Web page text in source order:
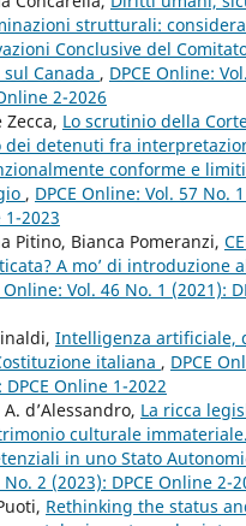
strutturali:
Conclusive del
Canada , DPCE Online:
2-2026
Zecca, Lo scrutinio della
dei detenuti fra
conforme e
, DPCE Online: Vol. 57 No.
2023
Pitino, Bianca Pomeranzi,
A mo’ di introduzione
Online: Vol. 46 No. 1 (2021):
Intelligenza artificiale,
italiana , DPCE
DPCE Online 1-2022
d’Alessandro, La ricca
culturale
in uno Stato
No. 2 (2023): DPCE Online 2-
Rethinking the status